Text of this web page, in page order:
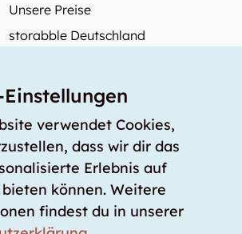
Unsere Preise
storabble Deutschland
Lagerraum sein?
verwendet Cookies,
dass wir dir das
Erlebnis auf
können. Weitere
findest du in unserer